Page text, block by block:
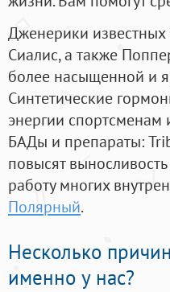
Дженерики
Сиалис, а также
более насыщенной и
Синтетические
энергии
БАДы и препараты:
повысят
работу многих
Полярный.
Несколько
именно у нас?